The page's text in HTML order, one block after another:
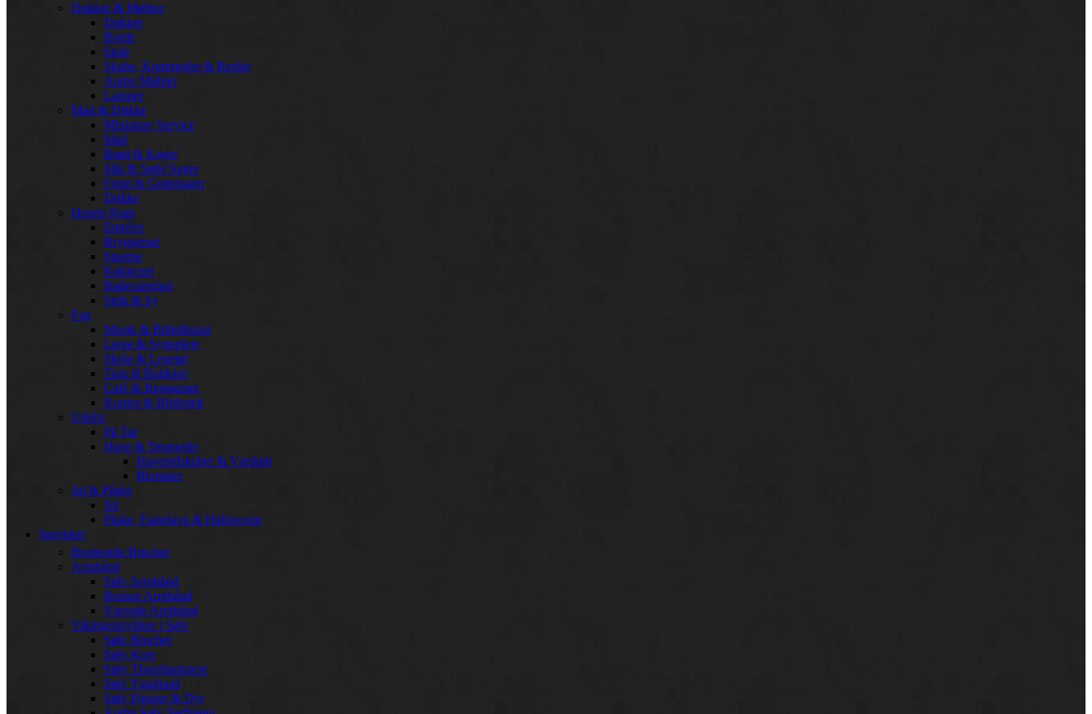
Dukker & Møbler
Dukker
Borde
Stole
Skabe, Kommoder & Reoler
Andre Møbler
Lamper
Mad & Drikke
Miniature Service
Mad
Brød & Kager
Slik & Søde Sager
Frugt & Grøntsager
Drikke
Husets Rum
Entréen
Bryggerset
Stuerne
Køkkenet
Badeværelset
Strik & Sy
Fag
Musik & Billedkunst
Læge & Sygepleje
Skole & Legetøj
Ting til Butikker
Café & Restaurant
Kontor & Bibliotek
Udeliv
På Tur
Have & Terasseliv
Haveredskaber & Værktøj
Blomster
Jul & Påske
Jul
Påske, Fastelavn & Halloween
Smykker
Broderede Brocher
Armbånd
Sølv Armbånd
Bronze Armbånd
Vævede Armbånd
Vikingesmykker i Sølv
Sølv Brocher
Sølv Kors
Sølv Thorshammere
Sølv Yggdrasil
Sølv Figurer & Dyr